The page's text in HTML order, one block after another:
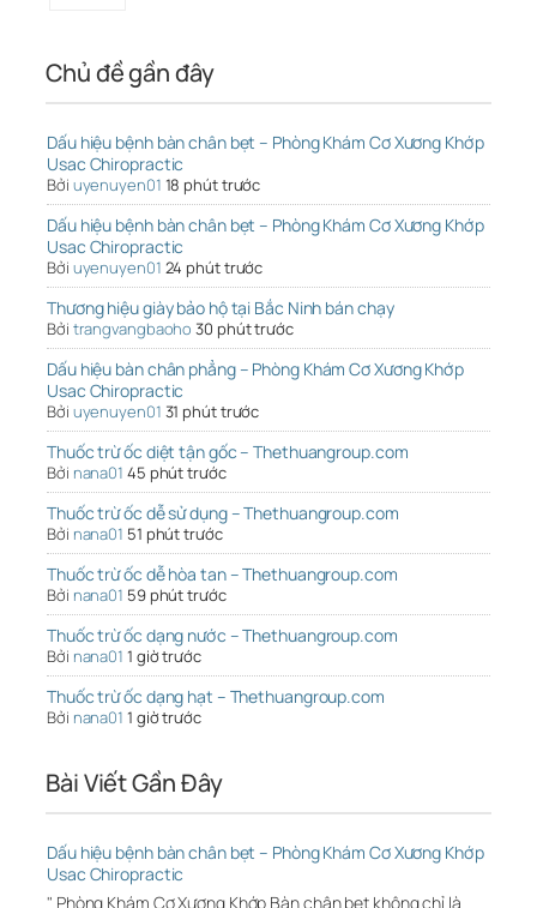
Chủ đề gần đây
Dấu hiệu bệnh bàn chân bẹt – Phòng Khám Cơ Xương Khớp
Usac Chiropractic
Bởi uyenuyen01 18 phút trước
Dấu hiệu bệnh bàn chân bẹt – Phòng Khám Cơ Xương Khớp
Usac Chiropractic
Bởi uyenuyen01 24 phút trước
Thương hiệu giày bảo hộ tại Bắc Ninh bán chạy
Bởi trangvangbaoho 30 phút trước
Dấu hiệu bàn chân phẳng – Phòng Khám Cơ Xương Khớp
Usac Chiropractic
Bởi uyenuyen01 31 phút trước
Thuốc trừ ốc diệt tận gốc – Thethuangroup.com
Bởi nana01 45 phút trước
Thuốc trừ ốc dễ sử dụng – Thethuangroup.com
Bởi nana01 51 phút trước
Thuốc trừ ốc dễ hòa tan – Thethuangroup.com
Bởi nana01 59 phút trước
Thuốc trừ ốc dạng nước – Thethuangroup.com
Bởi nana01 1 giờ trước
Thuốc trừ ốc dạng hạt – Thethuangroup.com
Bởi nana01 1 giờ trước
Bài Viết Gần Đây
Dấu hiệu bệnh bàn chân bẹt – Phòng Khám Cơ Xương Khớp
Usac Chiropractic
" Phòng Khám Cơ Xương Khớp Bàn chân bẹt không chỉ là